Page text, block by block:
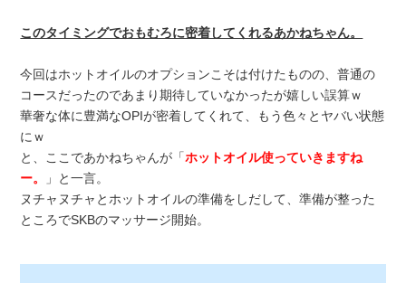
このタイミングでおもむろに密着してくれるあかねちゃん。
今回はホットオイルのオプションこそは付けたものの、普通の
コースだったのであまり期待していなかったが嬉しい誤算ｗ
華奢な体に豊満なOPIが密着してくれて、もう色々とヤバい状態
にｗ
と、ここであかねちゃんが「ホットオイル使っていきますね
ー。
」と一言。
ヌチャヌチャとホットオイルの準備をしだして、準備が整った
ところでSKBのマッサージ開始。